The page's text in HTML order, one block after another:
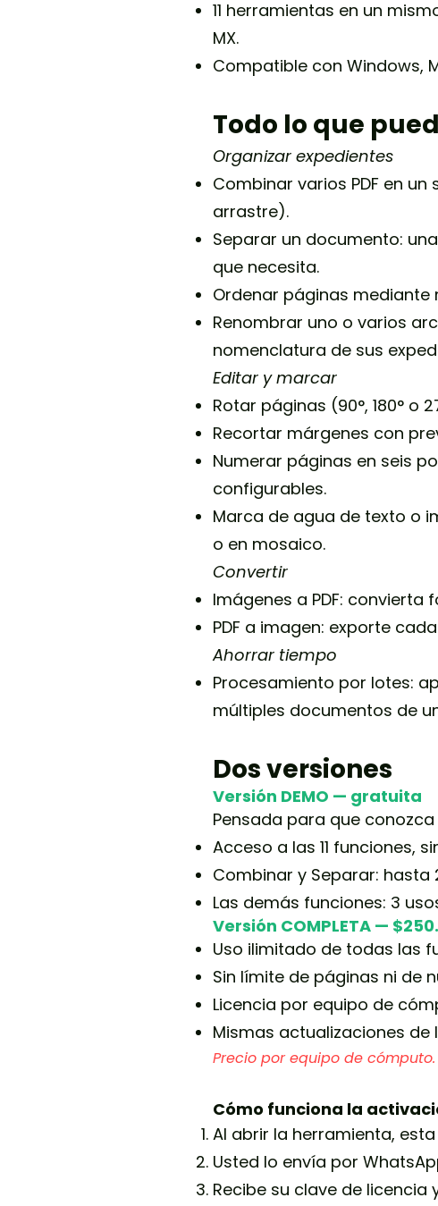
11 herramientas en un
MX.
Compatible con Windows,
Todo lo que
Organizar expedientes
Combinar varios PDF en
arrastre).
Separar un documento:
que necesita.
Ordenar páginas mediante
Renombrar uno o varios
nomenclatura de sus
Editar y marcar
Rotar páginas (90°, 180° o
Recortar márgenes con
Numerar páginas en seis
configurables.
Marca de agua de texto o
o en mosaico.
Convertir
Imágenes a PDF:
PDF a imagen: exporte
Ahorrar tiempo
Procesamiento por lotes:
múltiples documentos de
Dos versiones
Versión DEMO — gratuita
Pensada para que
Acceso a las 11 funciones,
Combinar y Separar:
Las demás funciones: 3
Versión COMPLETA —
Uso ilimitado de todas las
Sin límite de páginas ni de
Licencia por equipo de
Mismas actualizaciones de
Precio por equipo de
Cómo funciona la
Al abrir la herramienta,
Usted lo envía por
Recibe su clave de